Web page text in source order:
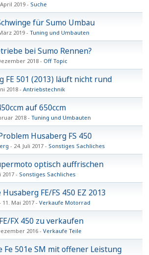
2019 Suche
für Sumo Umbau
2019 Tuning und Umbauten
bei Sumo Rennen?
2018 Off Topic
FE 501 (2013) läuft nicht rund
2018 Antriebstechnik
auf 650ccm
2018 Tuning und Umbauten
Husaberg FS 450
24. Juli 2017 Sonstiges Sachliches
optisch auffrischen
2017 Sonstiges Sachliches
FE/FS 450 EZ 2013
11. Mai 2017 Verkaufe Motorrad
FX 450 zu verkaufen
2016 Verkaufe Teile
Fe 501e SM mit offener Leistung